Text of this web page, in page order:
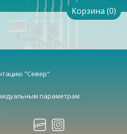
Корзина (0)
"Север"
параметрам
220КМ4+1
09Г2С)